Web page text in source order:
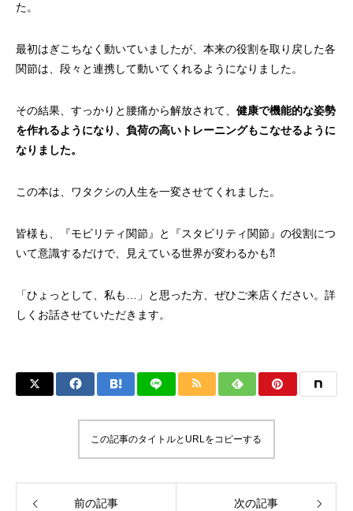
た。
最初はぎこちなく動いていましたが、本来の役割を取り戻した各
関節は、段々と連携して動いてくれるようになりました。
その結果、すっかりと腰痛から解放されて、 健康で機能的な姿勢
を作れるようになり、負荷の高いトレーニングもこなせるように
なりました。
この本は、ワタクシの人生を一変させてくれました。
皆様も、『モビリティ関節』と『スタビリティ関節』の役割につ
いて意識するだけで、見えている世界が変わるかも⁈
「ひょっとして、私も…」と思った方、ぜひご来店ください。詳
しくお話させていただきます。
この記事のタイトルとURLをコピーする
前の記事 次の記事